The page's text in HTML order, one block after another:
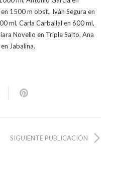
1500 m obst., Iván Segura en
ml, Carla Carballal en 600 ml,
Novello en Triple Salto, Ana
Jabalina.
SIGUIENTE PUBLICACIÓN